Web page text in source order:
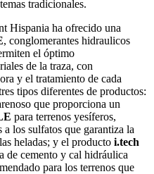
tradicionales.
Hispania ha ofrecido una
, conglomerantes hidraulicos
el óptimo
de la traza, con
y el tratamiento de cada
tipos diferentes de productos:
que proporciona un
para terrenos yesíferos,
a los sulfatos que garantiza la
heladas; y el producto i.tech
de cemento y cal hidráulica
para los terrenos que